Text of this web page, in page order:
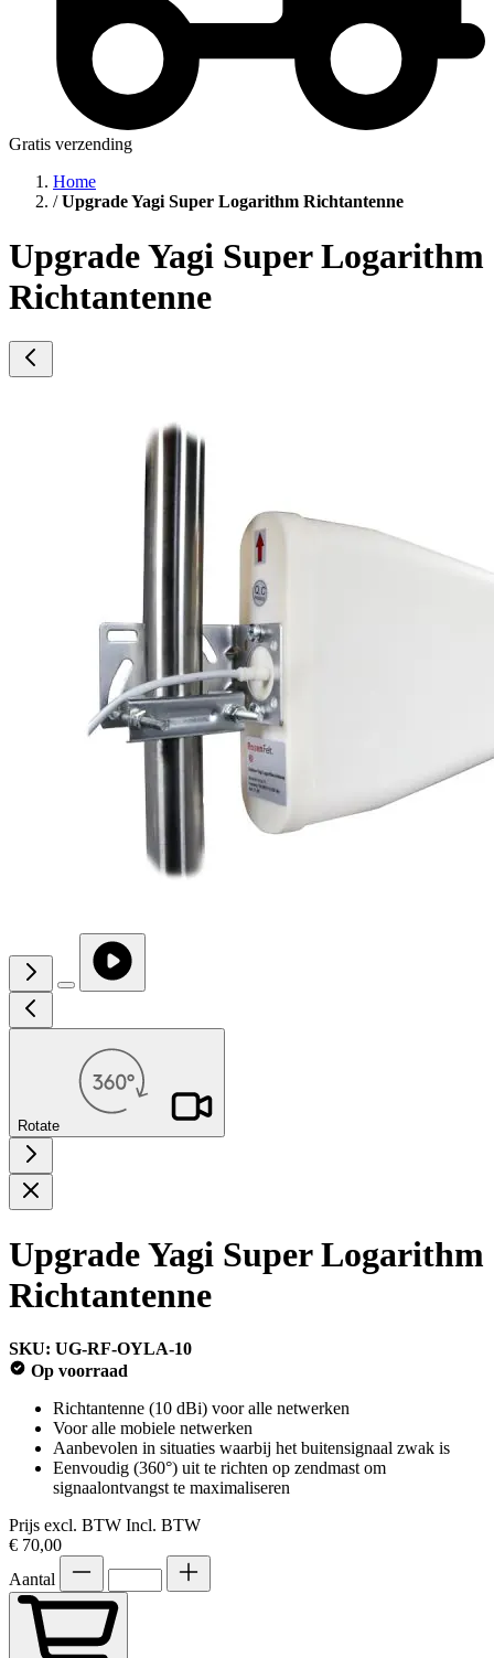
Gratis verzending
Home
/Upgrade Yagi Super Logarithm Richtantenne
Upgrade Yagi Super Logarithm
Richtantenne
Rotate
Upgrade Yagi Super Logarithm
Richtantenne
SKU: UG-RF-OYLA-10
Op voorraad
Richtantenne (10 dBi) voor alle netwerken
Voor alle mobiele netwerken
Aanbevolen in situaties waarbij het buitensignaal zwak is
Eenvoudig (360°) uit te richten op zendmast om
signaalontvangst te maximaliseren
Prijs excl. BTW Incl. BTW
€ 70,00
Aantal